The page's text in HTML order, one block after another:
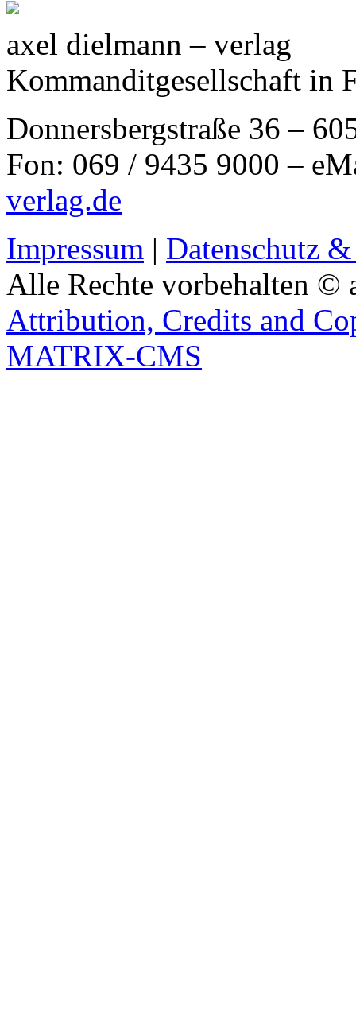
axel dielmann – verlag
Kommanditgesellschaft in
Donnersbergstraße 36 –
Fon: 069 / 9435 9000 –
verlag.de
Impressum | Datenschutz
Alle Rechte vorbehalten ©
Attribution, Credits and
MATRIX-CMS